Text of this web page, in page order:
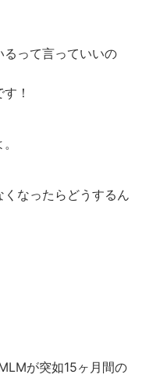
って言っていいの
！
なったらどうするん
が突如15ヶ月間の